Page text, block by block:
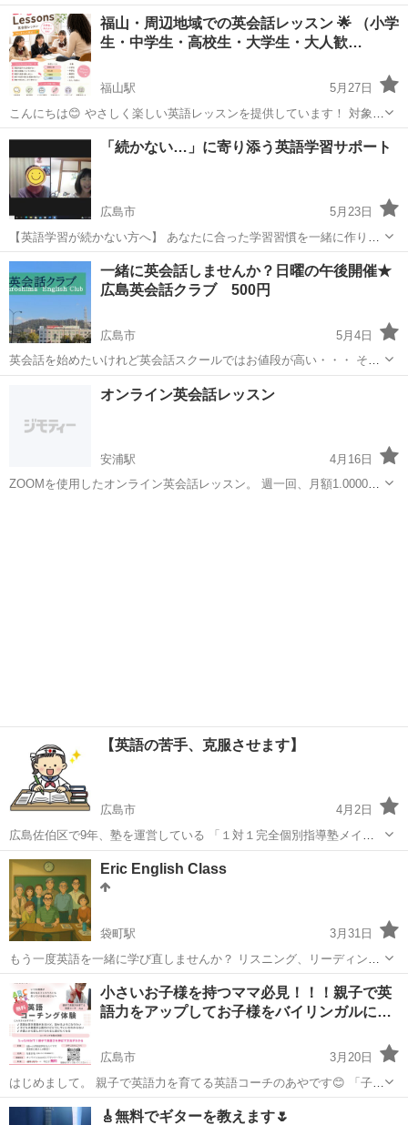
スンです！ 👧 小学生 🧑 中学生 👩 高校生 🎓 大学生 👨‍💼 社会人・大
人歓迎 📚 対応レベル： • 超初心者 • 初級 ...
広島 福山市 福山駅 英会話 英会話レッスン
福山・周辺地域での英会話レッスン 🌟 （小学
生・中学生・高校生・大学生・大人歓…
福山駅
5月27日
こんにちは😊 やさしく楽しい英語レッスンを提供しています！ 対象：
✨ 小学生 ✨ 中学生 ✨ 高校生 ✨ 大学生 ✨ 社会人・大人 📚 レベル： •
英語初心者 • 初級 • 中級 • ...
広島 福山市 福山駅 小学生
「続かない…」に寄り添う英語学習サポート
広島市
5月23日
【英語学習が続かない方へ】 あなたに合った学習習慣を一緒に作りま
す ・英語を勉強したいけど続かない ・何から始めればいいか分からな
い ・単語が覚えられず自信をなくしている ・今の勉強法が合っている
のか不安 ...
広島 広島市 英語/基礎英語 マンツーマン
一緒に英会話しませんか？日曜の午後開催★
広島英会話クラブ 500円
広島市
5月4日
英会話を始めたいけれど英会話スクールではお値段が高い・・・ そん
な方におススメなのが英会話クラブです。 参加費はたったの500円な
のでお気軽に英会話を学ぶことができます！ 仕事で英語を使う人、海
英会話 クラブ
オンライン英会話レッスン
安浦駅
4月16日
ZOOMを使用したオンライン英会話レッスン。 週一回、月額1.0000
【英語の苦手、克服させます】
広島市
4月2日
広島佐伯区で9年、塾を運営している 「１対１完全個別指導塾メイク
アップ」です。 本ページは、「英語のオンライン授業」のご案内で
す。 これまで100人以上の方に受講いただきました 【中学生】平均点
以下から90点超え 【高校...
広島 広島市
Eric English Class
袋町駅
3月31日
もう一度英語を一緒に学び直しませんか？ リスニング、リーディン
グ、スピーキングをバランス良く、アメリカ出身のネイティブの先生
と勉強しています。 活動日時: 毎週水曜日 18:15-19:45 活動場所: 合
人社ウェンディひ...
広島 広島市 袋町駅 英会話
小さいお子様を持つママ必見！！！親子で英
語力をアップしてお子様をバイリンガルに…
広島市
3月20日
はじめまして。 親子で英語力を育てる英語コーチのあやです😊 「子ど
もに英語を話せるようになってほしい」 そう思ったことはありません
広島 広島市 その他
🎸無料でギターを教えます🌷